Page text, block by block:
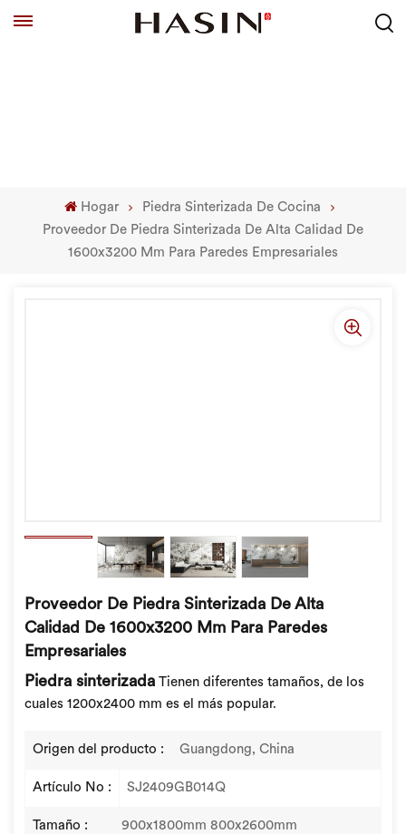
Hogar
Piedra Sinterizada De Cocina
Proveedor De Piedra Sinterizada De Alta Calidad De
1600x3200 Mm Para Paredes Empresariales
Proveedor De Piedra Sinterizada De Alta
Calidad De 1600x3200 Mm Para Paredes
Empresariales
Piedra sinterizada Tienen diferentes tamaños, de los
cuales 1200x2400 mm es el más popular.
Origen del producto : Guangdong, China
Artículo No : SJ2409GB014Q
Tamaño : 900x1800mm 800x2600mm